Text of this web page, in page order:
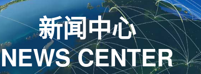
新闻中心
NEWS CENTER